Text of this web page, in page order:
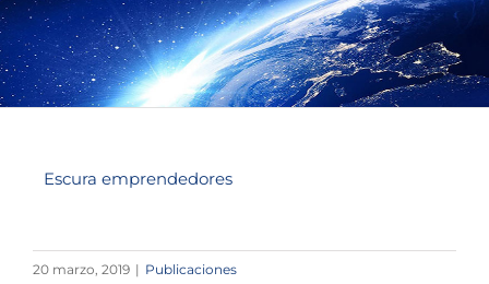
Escura emprendedores
20 marzo, 2019 | Publicaciones